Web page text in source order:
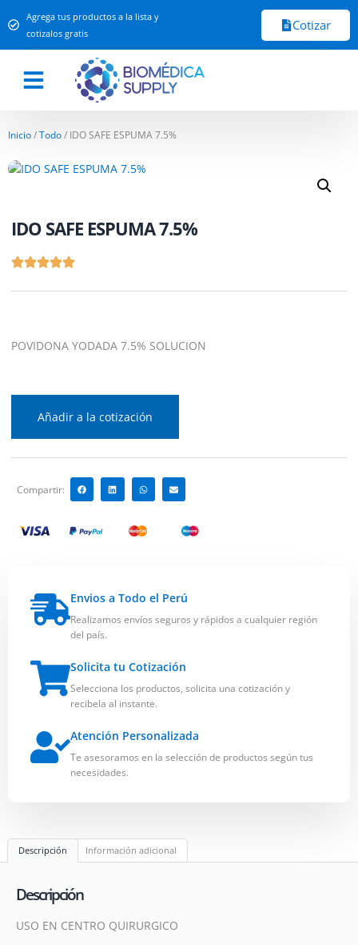
Agrega tus productos a la lista y
cotizalos gratis
Cotizar
Inicio/Todo/ IDO SAFE ESPUMA 7.5%
IDO SAFE ESPUMA 7.5%
POVIDONA YODADA 7.5% SOLUCION
Añadir a la cotización
Compartir:
Envios a Todo el Perú
Realizamos envíos seguros y rápidos a cualquier región
del país.
Solicita tu Cotización
Selecciona los productos, solicita una cotización y
recibela al instante.
Atención Personalizada
Te asesoramos en la selección de productos según tus
necesidades.
Descripción Información adicional
Descripción
USO EN CENTRO QUIRURGICO